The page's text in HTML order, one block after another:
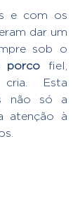
e com os
dar um
sob o
porco fiel,
Esta
não só a
atenção à